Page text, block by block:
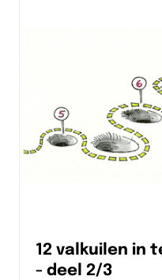
12 valkuilen in
- deel 2/3